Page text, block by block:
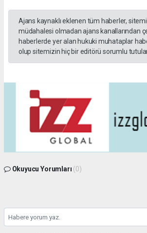
Ajans kaynaklı eklenen tüm haberler,
müdahalesi olmadan ajans kanallarından
haberlerde yer alan hukuki muhataplar
olup sitemizin hiç bir editörü sorumlu
Okuyucu Yorumları (0)